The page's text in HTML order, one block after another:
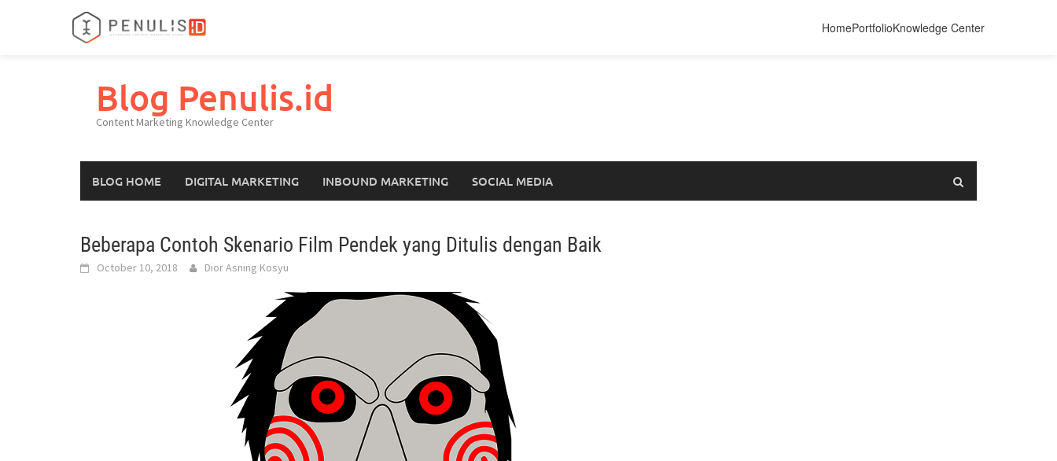
HomePortfolioKnowledge Center
Blog Penulis.id
Content Marketing Knowledge Center
BLOG HOME DIGITAL MARKETING INBOUND MARKETING SOCIAL MEDIA
Beberapa Contoh Skenario Film Pendek yang Ditulis dengan Baik
October 10, 2018 Dior Asning Kosyu